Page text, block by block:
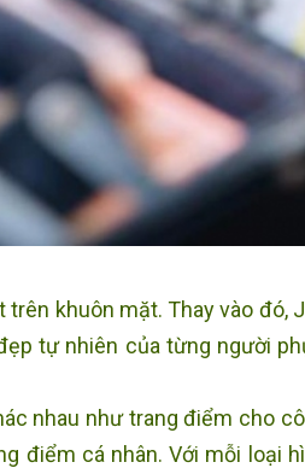
khuôn mặt. Thay vào đó,
tự nhiên của từng người
nhau như trang điểm cho
điểm cá nhân. Với mỗi loại